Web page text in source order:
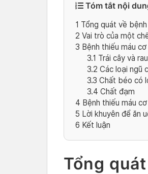
Tóm tắt nội
1 Tổng quát về
2 Vai trò của một
3 Bệnh thiếu máu
3.1 Trái cây và
3.2 Các loại ngũ
3.3 Chất béo có
3.4 Chất đạm
4 Bệnh thiếu máu
5 Lời khuyên để ăn
6 Kết luận
Tổng